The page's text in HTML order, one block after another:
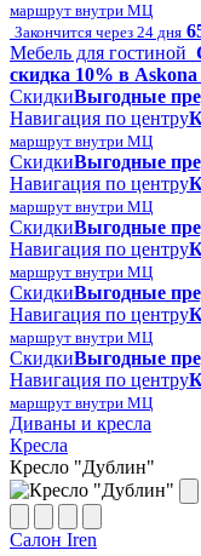
маршрут внутри МЦ
Закончится через 24 дня
Мебель для гостиной
скидка 10% в Askona
СкидкиВыгодные
Навигация по центру
маршрут внутри МЦ
СкидкиВыгодные
Навигация по центру
маршрут внутри МЦ
СкидкиВыгодные
Навигация по центру
маршрут внутри МЦ
СкидкиВыгодные
Навигация по центру
маршрут внутри МЦ
СкидкиВыгодные
Навигация по центру
маршрут внутри МЦ
Диваны и кресла
Кресла
Кресло "Дублин"
Салон Iren